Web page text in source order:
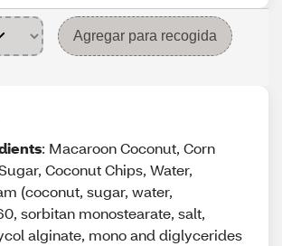
Agregar para recogida
: Macaroon Coconut, Corn
Coconut Chips, Water,
(coconut, sugar, water,
sorbitan monostearate, salt,
alginate, mono and diglycerides